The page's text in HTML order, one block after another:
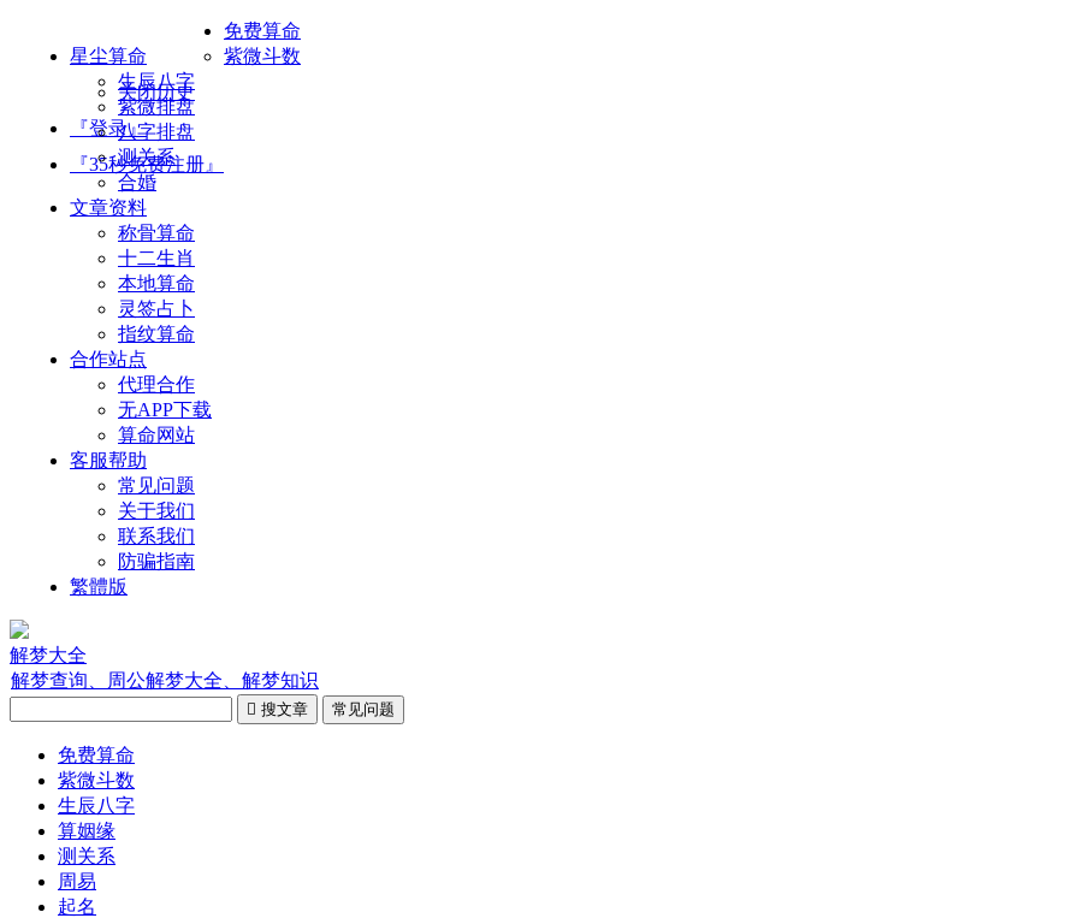
星尘算命
关闭历史
『登录』
『35秒免费注册』
免费算命
紫微斗数
生辰八字
紫微排盘
八字排盘
测关系
合婚
文章资料
称骨算命
十二生肖
本地算命
灵签占卜
指纹算命
合作站点
代理合作
无APP下载
算命网站
客服帮助
常见问题
关于我们
联系我们
防骗指南
繁體版
解梦大全
解梦查询、周公解梦大全、解梦知识
 搜文章 常见问题
免费算命
紫微斗数
生辰八字
算姻缘
测关系
周易
起名